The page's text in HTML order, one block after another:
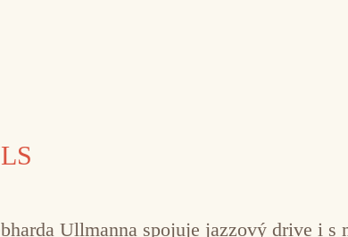
Ullmanna spojuje jazzový drive i